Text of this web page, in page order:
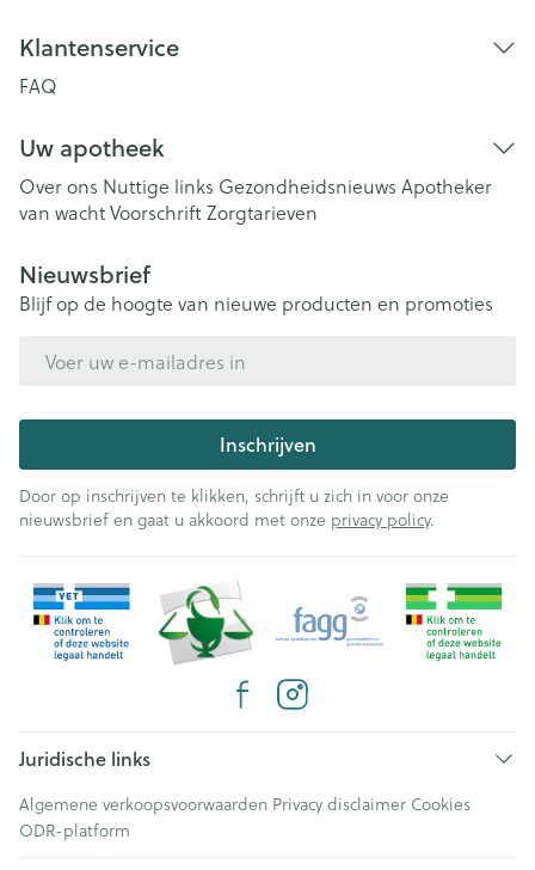
Klantenservice
FAQ
Uw apotheek
Over ons Nuttige links Gezondheidsnieuws Apotheker
van wachtVoorschriftZorgtarieven
Nieuwsbrief
Blijf op de hoogte van nieuwe producten en promoties
Inschrijven
Door op inschrijven te klikken, schrijft u zich in voor onze
nieuwsbrief en gaat u akkoord met onze privacy policy.
Juridische links
Algemene verkoopsvoorwaarden Privacy disclaimer Cookies
ODR-platform